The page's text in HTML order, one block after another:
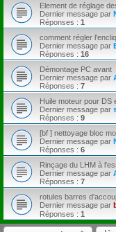
Element de réglage
Dernier message par
Réponses : 1
comment régler
Dernier message par
Réponses : 16
Démontage PC avant
Dernier message par
Réponses : 7
Huile moteur pour DS
Dernier message par
Réponses : 9
[bf ] nettoyage bloc
Dernier message par
Réponses : 6
Rinçage du LHM à
Dernier message par
Réponses : 7
rotules barres
Dernier message par
Réponses : 1